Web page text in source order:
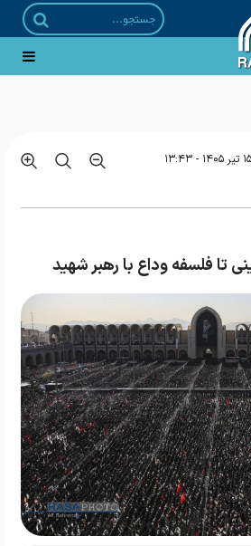
۱۵ تير ۱۴۰۵ - ۱۳:۴۳
تا فلسفه وداع با رهبر شهید